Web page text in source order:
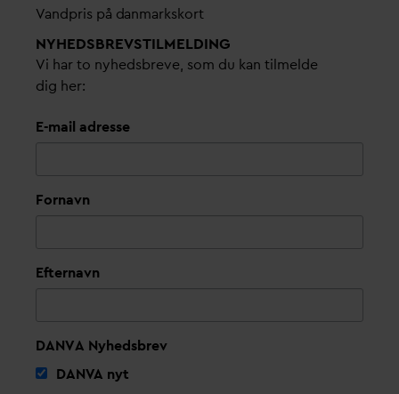
Vandpris på danmarkskort
NYHEDSBREVS­TILMELDING
Vi har to nyhedsbreve, som du kan tilmelde
dig her:
E-mail adresse
Fornavn
Efternavn
DANVA Nyhedsbrev
DANVA nyt